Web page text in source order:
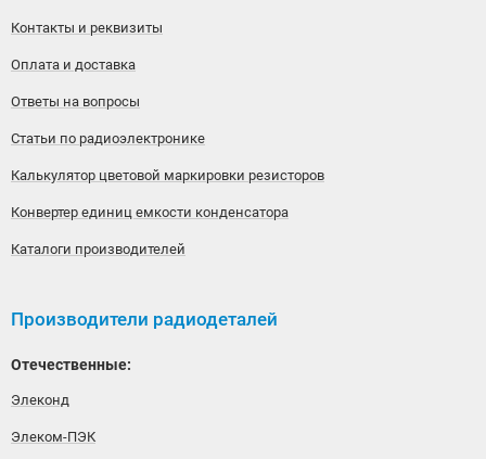
Контакты и реквизиты
Оплата и доставка
Ответы на вопросы
Статьи по радиоэлектронике
Калькулятор цветовой маркировки резисторов
Конвертер единиц емкости конденсатора
Каталоги производителей
Производители радиодеталей
Отечественные:
Элеконд
Элеком-ПЭК